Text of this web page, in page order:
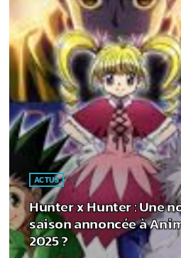
ACTUS
Hunter x Hunter : Une
saison annoncée à
2025 ?